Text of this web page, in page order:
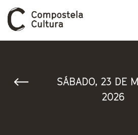
SÁBADO, 23 DE
2026